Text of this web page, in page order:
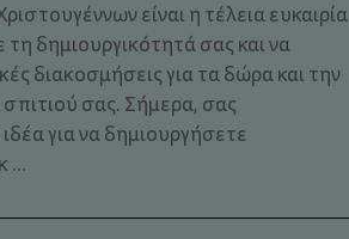
είναι η τέλεια ευκαιρία
τη δημιουργικότητά σας και να
διακοσμήσεις για τα δώρα και την
σας. Σήμερα, σας
για να δημιουργήσετε
...